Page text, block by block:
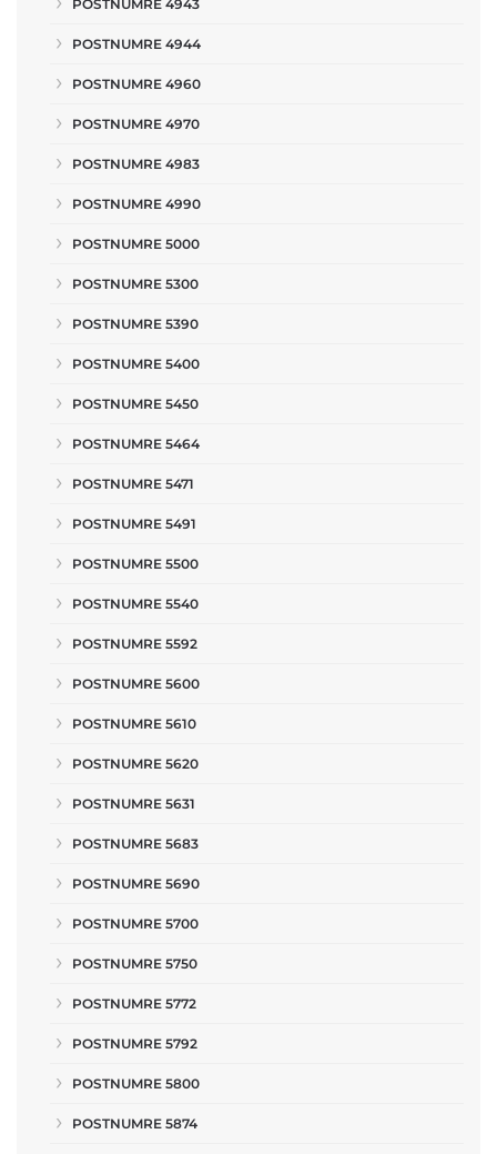
POSTNUMRE 4943
POSTNUMRE 4944
POSTNUMRE 4960
POSTNUMRE 4970
POSTNUMRE 4983
POSTNUMRE 4990
POSTNUMRE 5000
POSTNUMRE 5300
POSTNUMRE 5390
POSTNUMRE 5400
POSTNUMRE 5450
POSTNUMRE 5464
POSTNUMRE 5471
POSTNUMRE 5491
POSTNUMRE 5500
POSTNUMRE 5540
POSTNUMRE 5592
POSTNUMRE 5600
POSTNUMRE 5610
POSTNUMRE 5620
POSTNUMRE 5631
POSTNUMRE 5683
POSTNUMRE 5690
POSTNUMRE 5700
POSTNUMRE 5750
POSTNUMRE 5772
POSTNUMRE 5792
POSTNUMRE 5800
POSTNUMRE 5874